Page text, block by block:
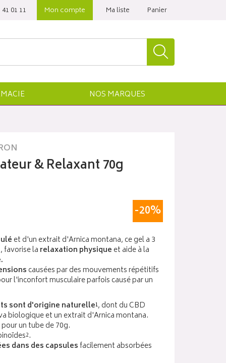
01 11‬ Mon compte Ma liste Panier
NOS MARQUES
& Relaxant 70g
-20%
et d'un extrait d'Arnica montana, ce gel a 3
, favorise la relaxation physique et aide à la
causées par des mouvements répétitifs
l'inconfort musculaire parfois causé par un
sont d'origine naturelle¹, dont du CBD
biologique et un extrait d'Arnica montana.
un tube de 70g.
dans des capsules facilement absorbées